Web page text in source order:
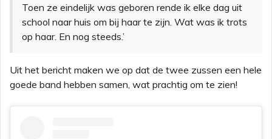
Toen ze eindelijk was geboren rende ik elke dag uit
school naar huis om bij haar te zijn. Wat was ik trots
op haar. En nog steeds.’
Uit het bericht maken we op dat de twee zussen een hele
goede band hebben samen, wat prachtig om te zien!